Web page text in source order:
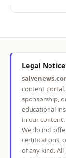
Legal Notice
content portal.
sponsorship,
educational
in our content.
We do not
certifications,
of any kind.